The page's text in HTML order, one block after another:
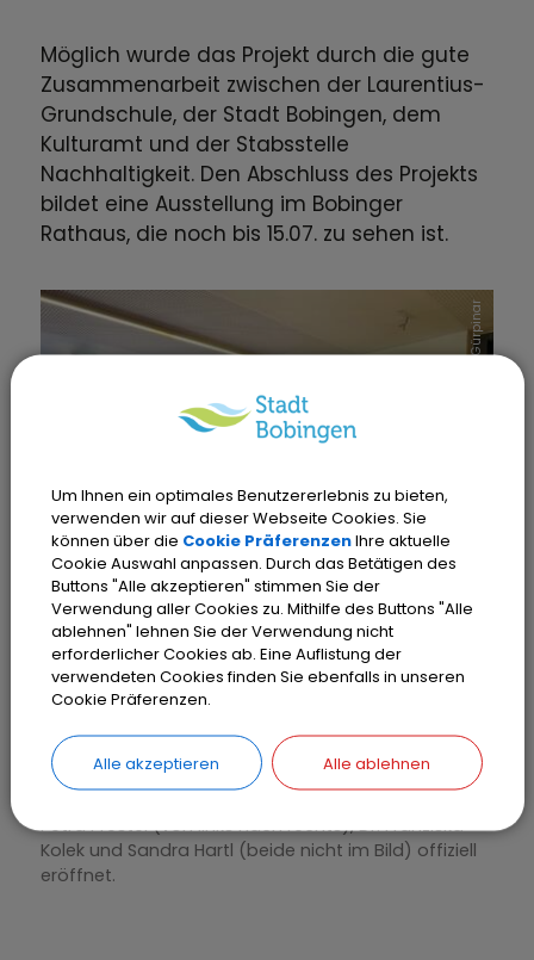
Möglich wurde das Projekt durch die gute
Zusammenarbeit zwischen der Laurentius-
Grundschule, der Stadt Bobingen, dem
Kulturamt und der Stabsstelle
Nachhaltigkeit. Den Abschluss des Projekts
bildet eine Ausstellung im Bobinger
Rathaus, die noch bis 15.07. zu sehen ist.
Eva-Maria Gürpinar
Stolz präsentieren die Schülerinnen und Schüler der
Laurentius-Grundschule ihre Arbeiten im Bobinger
Rathaus. Die Insekten-Ausstellung wurde im Beisein
Projektverantwortlichen Rektorin Lena Kolberg,
Lehrerin Sabine Bode, Schulsekretärin und
Petra Prestel (von links nach rechts), Dr. Franziska
Kolek und Sandra Hartl (beide nicht im Bild) offiziell
eröffnet.
Um Ihnen ein optimales Benutzererlebnis zu bieten,
verwenden wir auf dieser Webseite Cookies. Sie
können über die Cookie PräferenzenIhre aktuelle
Cookie Auswahl anpassen. Durch das Betätigen des
Buttons "Alle akzeptieren" stimmen Sie der
Verwendung aller Cookies zu. Mithilfe des Buttons "Alle
ablehnen" lehnen Sie der Verwendung nicht
erforderlicher Cookies ab. Eine Auflistung der
verwendeten Cookies finden Sie ebenfalls in unseren
Cookie Präferenzen.
Alle akzeptieren Alle ablehnen